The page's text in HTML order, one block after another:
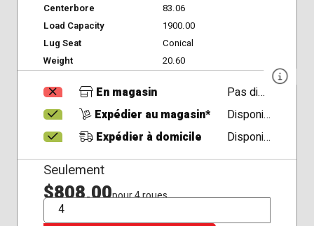
Centerbore
83.06
Load Capacity
1900.00
Lug Seat
Conical
Weight
20.60
En magasin
Pas disponible
Expédier au magasin*
Disponible
Expédier à domicile
Disponible
Seulement
$808,00pour 4 roues
QTÉ